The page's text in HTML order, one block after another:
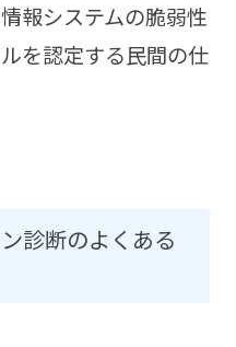
報システムの脆弱性
を認定する民間の仕
診断のよくある